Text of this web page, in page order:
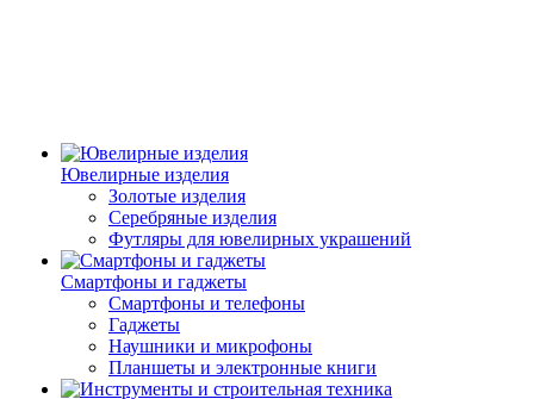
Ювелирные изделия
Золотые изделия
Серебряные изделия
Футляры для ювелирных украшений
Смартфоны и гаджеты
Смартфоны и телефоны
Гаджеты
Наушники и микрофоны
Планшеты и электронные книги